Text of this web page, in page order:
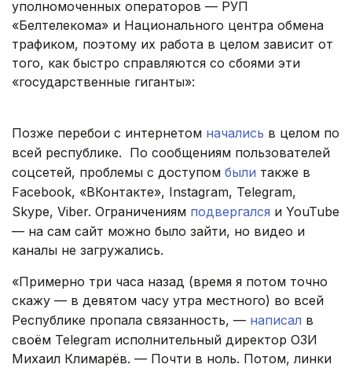
уполномоченных операторов — РУП
«Белтелекома» и Национального центра обмена
трафиком, поэтому их работа в целом зависит от
того, как быстро справляются со сбоями эти
«государственные гиганты»:
Позже перебои с интернетом начались в целом по
всей республике. По сообщениям пользователей
соцсетей, проблемы с доступом были также в
Facebook, «ВКонтакте», Instagram, Telegram,
Skype, Viber. Ограничениям подвергался и YouTube
— на сам сайт можно было зайти, но видео и
каналы не загружались.
«Примерно три часа назад (время я потом точно
скажу — в девятом часу утра местного) во всей
Республике пропала связанность, — написал в
своём Telegram исполнительный директор ОЗИ
Михаил Климарёв. — Почти в ноль. Потом, линки